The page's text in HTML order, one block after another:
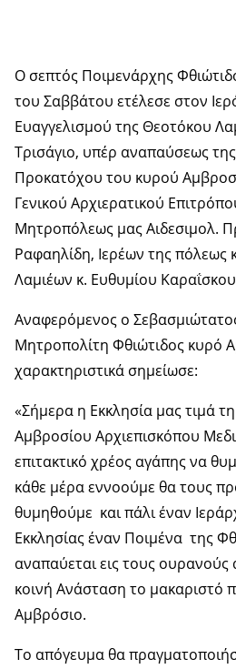
Ο σεπτός Ποιμενάρχης
του Σαββάτου ετέλεσε στον
Ευαγγελισμού της Θεοτόκου
Τρισάγιο, υπέρ αναπαύσεως
Προκατόχου του κυρού
Γενικού Αρχιερατικού
Μητροπόλεως μας Αιδεσιμολ.
Ραφαηλίδη, Ιερέων της πόλεως
Λαμιέων κ. Ευθυμίου
Αναφερόμενος ο
Μητροπολίτη Φθιώτιδος κυρό
χαρακτηριστικά σημείωσε:
«Σήμερα η Εκκλησία μας τιμά
Αμβροσίου Αρχιεπισκόπου
επιτακτικό χρέος αγάπης να
κάθε μέρα εννοούμε θα τους
θυμηθούμε και πάλι έναν
Εκκλησίας έναν Ποιμένα της
αναπαύεται εις τους
κοινή Ανάσταση το μακαριστό
Αμβρόσιο.
Το απόγευμα θα